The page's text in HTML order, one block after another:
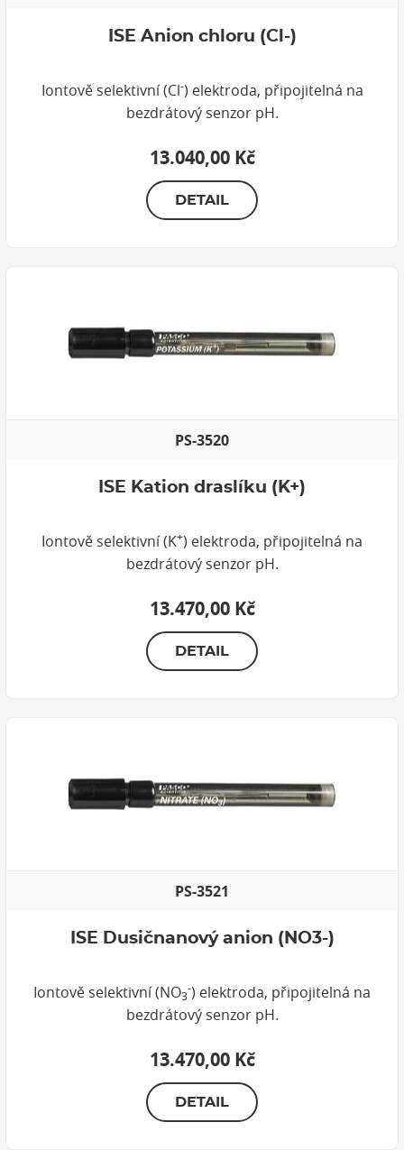
ISE Anion chloru (Cl-)
Iontově selektivní (Cl-) elektroda, připojitelná na
bezdrátový senzor pH.
13.040,00 Kč
DETAIL
PS-3520
ISE Kation draslíku (K+)
Iontově selektivní (K+) elektroda, připojitelná na
bezdrátový senzor pH.
13.470,00 Kč
DETAIL
PS-3521
ISE Dusičnanový anion (NO3-)
Iontově selektivní (NO3
-) elektroda, připojitelná na
bezdrátový senzor pH.
13.470,00 Kč
DETAIL